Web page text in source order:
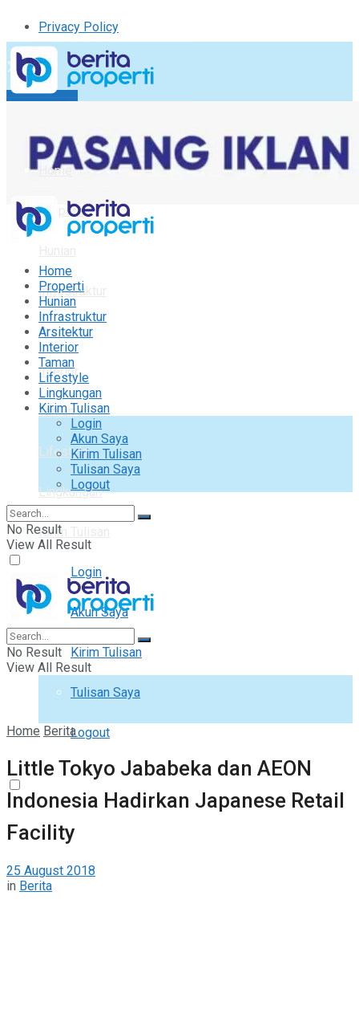
Privacy Policy
Kirim Tulisan
Logout
Home
Properti
Infrastruktur
Arsitektur
Interior
Taman
Lifestyle
Lingkungan
Kirim Tulisan
Login
Akun Saya
Kirim Tulisan
Tulisan Saya
Logout
Home
Properti
Hunian
Infrastruktur
Arsitektur
Interior
Taman
Lifestyle
Lingkungan
Kirim Tulisan
Login
Akun Saya
Kirim Tulisan
Tulisan Saya
Logout
No Result
View All Result
No Result
View All Result
Home Berita
Little Tokyo Jababeka dan AEON
Indonesia Hadirkan Japanese Retail
Facility
25 August 2018
in Berita